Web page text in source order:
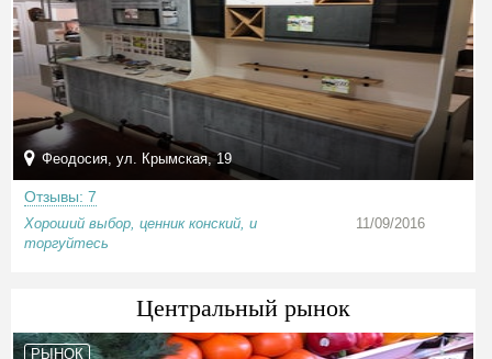
Феодосия, ул. Крымская, 19
Отзывы: 7
Хороший выбор, ценник конский, и
торгуйтесь
11/09/2016
Центральный рынок
РЫНОК